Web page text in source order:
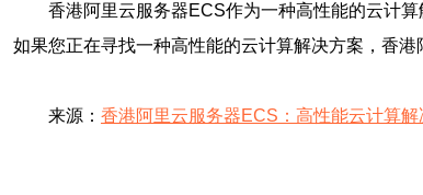
香港阿里云服务器ECS作为一种高性能的云计
如果您正在寻找一种高性能的云计算解决方案，香港
来源： 香港阿里云服务器ECS：高性能云计算解